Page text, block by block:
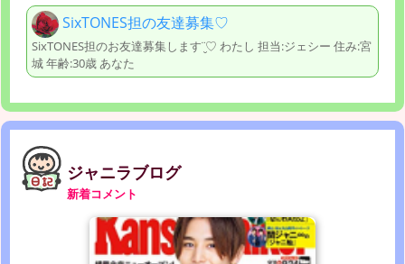
SixTONES担の友達募集♡
SixTONES担のお友達募集します¨̮♡ わたし 担当:ジェシー 住み:宮
城 年齢:30歳 あなた
ジャニラブログ
新着コメント